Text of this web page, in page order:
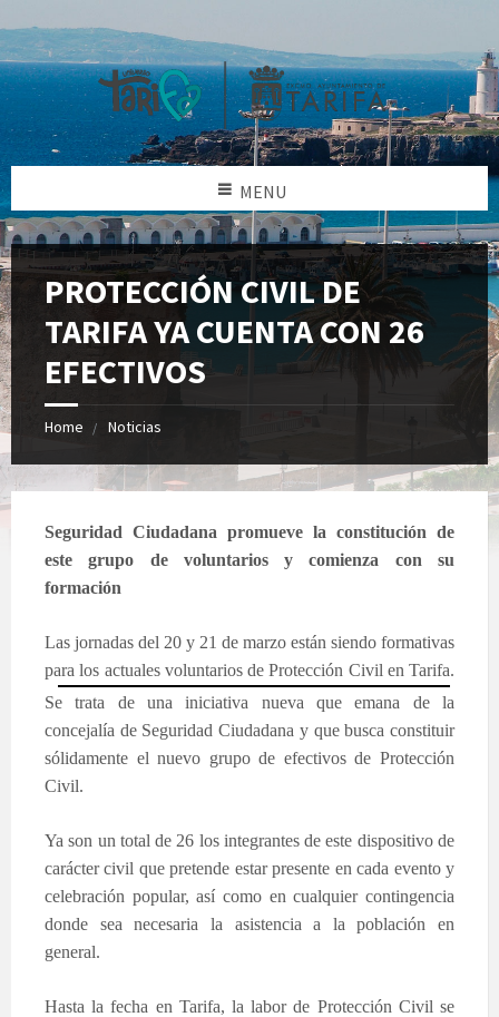
MENU
PROTECCIÓN CIVIL DE
TARIFA YA CUENTA CON 26
EFECTIVOS
Home Noticias
Seguridad Ciudadana promueve la constitución de
este grupo de voluntarios y comienza con su
formación
Las jornadas del 20 y 21 de marzo están siendo formativas
para los actuales voluntarios de Protección Civil en Tarifa.
Se trata de una iniciativa nueva que emana de la
concejalía de Seguridad Ciudadana y que busca constituir
sólidamente el nuevo grupo de efectivos de Protección
Civil.
Ya son un total de 26 los integrantes de este dispositivo de
carácter civil que pretende estar presente en cada evento y
celebración popular, así como en cualquier contingencia
donde sea necesaria la asistencia a la población en
general.
Hasta la fecha en Tarifa, la labor de Protección Civil se